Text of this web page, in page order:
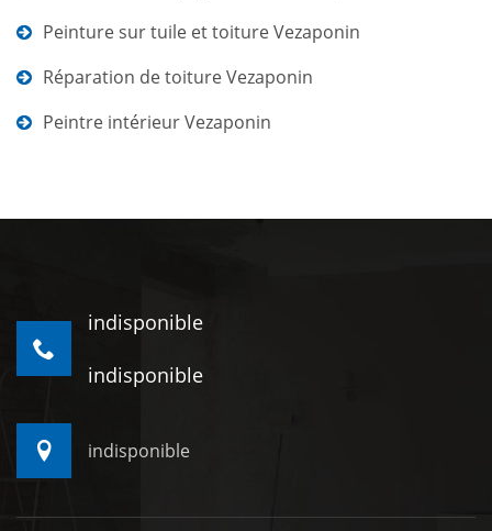
Peinture sur tuile et toiture Vezaponin
Réparation de toiture Vezaponin
Peintre intérieur Vezaponin
indisponible
indisponible
indisponible